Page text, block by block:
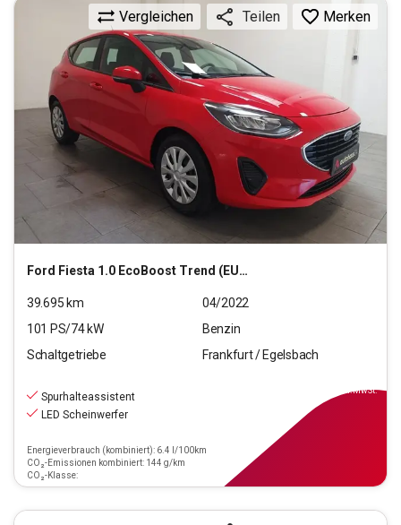
Ford Fiesta 1.0 EcoBoost Trend (EURO 6d)
Vergleichen Teilen Merken
39.695 km
04/2022
101 PS/74kW
Benzin
Schaltgetriebe
Frankfurt / Egelsbach
Spurhalteassistent
LED Scheinwerfer
Energieverbrauch (kombiniert): 6.4 l/100km
CO₂-Emissionen kombiniert: 144 g/km
CO₂-Klasse:
inkl.MwSt.